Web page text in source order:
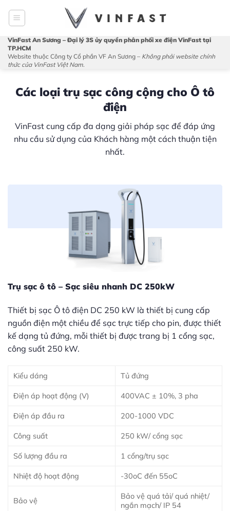
qua
dung
VinFast An Sương – Đại lý 3S ủy quyền phân phối xe điện VinFast tại
TP.HCM
Website thuộc Công ty Cổ phần VF An Sương – Không phải website chính
thức của VinFast Việt Nam.
Các loại trụ sạc công cộng cho Ô tô
điện
VinFast cung cấp đa dạng giải pháp sạc để đáp ứng
nhu cầu sử dụng của Khách hàng một cách thuận tiện
nhất.
Trụ sạc ô tô – Sạc siêu nhanh DC 250kW
Thiết bị sạc Ô tô điện DC 250 kW là thiết bị cung cấp
nguồn điện một chiều để sạc trực tiếp cho pin, được thiết
kế dạng tủ đứng, mỗi thiết bị được trang bị 1 cổng sạc,
công suất 250 kW.
Kiểu dáng Tủ đứng
Điện áp hoạt động (V) 400VAC ± 10%, 3 pha
Điện áp đầu ra 200-1000 VDC
Công suất 250 kW/ cổng sạc
Số lượng đầu ra 1 cổng/trụ sạc
Nhiệt độ hoạt động -30oC đến 55oC
Bảo vệ
Bảo vệ quá tải/ quá nhiệt/
ngắn mạch/ IP 54